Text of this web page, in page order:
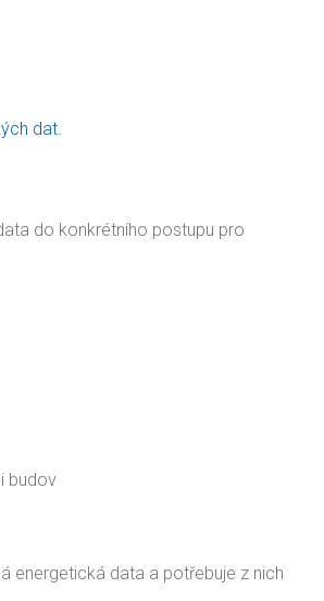
dat.
do konkrétního postupu pro
budov
energetická data a potřebuje z nich